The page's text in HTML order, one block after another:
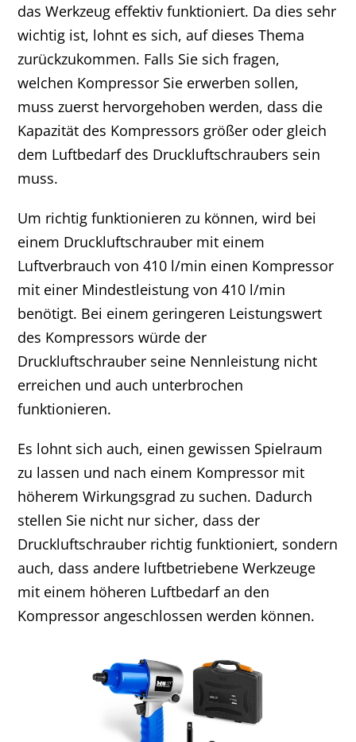
das Werkzeug effektiv funktioniert. Da dies sehr
wichtig ist, lohnt es sich, auf dieses Thema
zurückzukommen. Falls Sie sich fragen,
welchen Kompressor Sie erwerben sollen,
muss zuerst hervorgehoben werden, dass die
Kapazität des Kompressors größer oder gleich
dem Luftbedarf des Druckluftschraubers sein
muss.
Um richtig funktionieren zu können, wird bei
einem Druckluftschrauber mit einem
Luftverbrauch von 410 l/min einen Kompressor
mit einer Mindestleistung von 410 l/min
benötigt. Bei einem geringeren Leistungswert
des Kompressors würde der
Druckluftschrauber seine Nennleistung nicht
erreichen und auch unterbrochen
funktionieren.
Es lohnt sich auch, einen gewissen Spielraum
zu lassen und nach einem Kompressor mit
höherem Wirkungsgrad zu suchen. Dadurch
stellen Sie nicht nur sicher, dass der
Druckluftschrauber richtig funktioniert, sondern
auch, dass andere luftbetriebene Werkzeuge
mit einem höheren Luftbedarf an den
Kompressor angeschlossen werden können.